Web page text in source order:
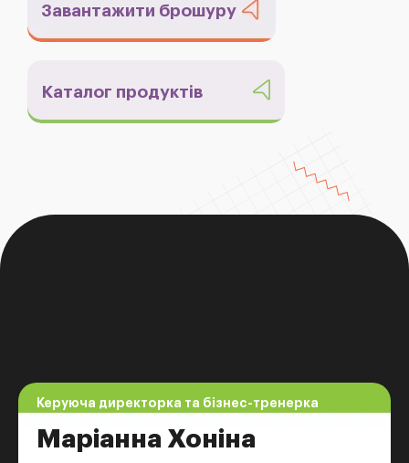
Завантажити брошуру
Каталог продуктів
Керуюча директорка та бізнес-тренерка
Маріанна Хоніна